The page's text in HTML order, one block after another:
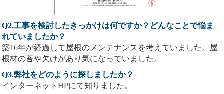
Q2.工事を検討したきっかけは何ですか？どんなことで悩ま
れていましたか？
築16年が経過して屋根のメンテナンスを考えていました。屋
根材の苔や欠けがあり気になっていました。
Q3.弊社をどのように探しましたか？
インターネットHPにて知りました。